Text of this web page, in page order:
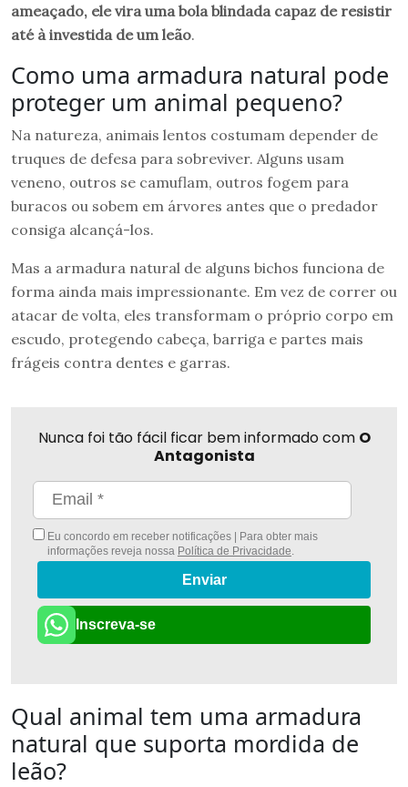
ameaçado, ele vira uma bola blindada capaz de resistir
até à investida de um leão.
Como uma armadura natural pode
proteger um animal pequeno?
Na natureza, animais lentos costumam depender de
truques de defesa para sobreviver. Alguns usam
veneno, outros se camuflam, outros fogem para
buracos ou sobem em árvores antes que o predador
consiga alcançá-los.
Mas a armadura natural de alguns bichos funciona de
forma ainda mais impressionante. Em vez de correr ou
atacar de volta, eles transformam o próprio corpo em
escudo, protegendo cabeça, barriga e partes mais
frágeis contra dentes e garras.
Nunca foi tão fácil ficar bem informado com O
Antagonista
Eu concordo em receber notificações | Para obter mais
informações reveja nossa Política de Privacidade
Enviar
Inscreva-se
Qual animal tem uma armadura
natural que suporta mordida de
leão?